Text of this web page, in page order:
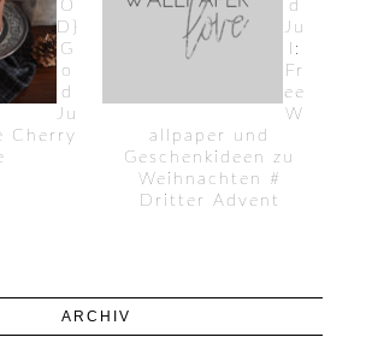
O
D}
G
o
d
Ju
Cherry
d
Ju
l:
Fr
ee
W
allpaper und
Geschenkideen zu
Weihnachten #
Dritter Advent
ARCHIV